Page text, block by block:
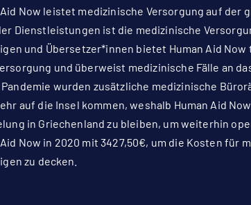
Aid Now leistet medizinische Versorgung auf
Dienstleistungen ist die medizinische
und Übersetzer*innen bietet Human Aid
und überweist medizinische Fälle an
Pandemie wurden zusätzliche medizinische
auf die Insel kommen, weshalb Human Aid
in Griechenland zu bleiben, um weiterhin
Now in 2020 mit 3427,50€, um die Kosten
zu decken.